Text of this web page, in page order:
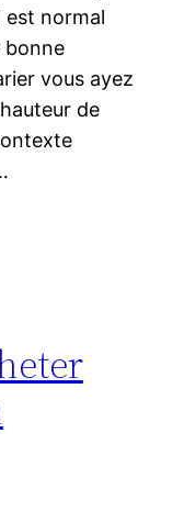
est normal
bonne
vous ayez
de